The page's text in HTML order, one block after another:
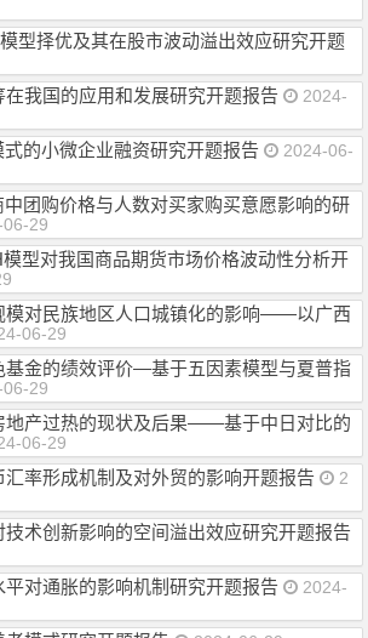
型择优及其在股市波动溢出效应研究开题
在我国的应用和发展研究开题报告
2024-
的小微企业融资研究开题报告
2024-06-
中团购价格与人数对买家购买意愿影响的研
29
型对我国商品期货市场价格波动性分析开
模对民族地区人口城镇化的影响——以广西
06-29
基金的绩效评价—基于五因素模型与夏普指
29
地产过热的现状及后果——基于中日对比的
06-29
汇率形成机制及对外贸的影响开题报告
2
技术创新影响的空间溢出效应研究开题报告
平对通胀的影响机制研究开题报告
2024-